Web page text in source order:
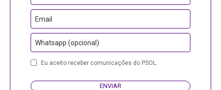
Email
Whatsapp (opcional)
Website
Eu aceito receber comunicações do PSOL.
ENVIAR